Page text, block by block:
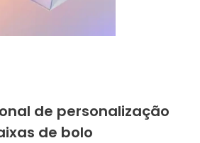
de personalização
de bolo